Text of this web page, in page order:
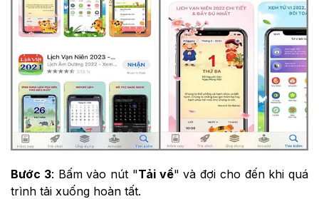
Bước 3: Bấm vào nút "Tải về" và đợi cho đến khi quá
trình tải xuống hoàn tất.